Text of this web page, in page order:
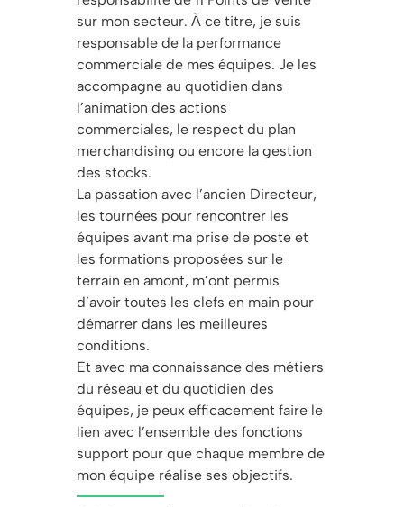
sur mon secteur. À ce titre, je suis
responsable de la performance
commerciale de mes équipes. Je les
accompagne au quotidien dans
l’animation des actions
commerciales, le respect du plan
merchandising ou encore la gestion
des stocks.
La passation avec l’ancien Directeur,
les tournées pour rencontrer les
équipes avant ma prise de poste et
les formations proposées sur le
terrain en amont, m’ont permis
d’avoir toutes les clefs en main pour
démarrer dans les meilleures
conditions.
Et avec ma connaissance des métiers
du réseau et du quotidien des
équipes, je peux efficacement faire le
lien avec l’ensemble des fonctions
support pour que chaque membre de
mon équipe réalise ses objectifs.